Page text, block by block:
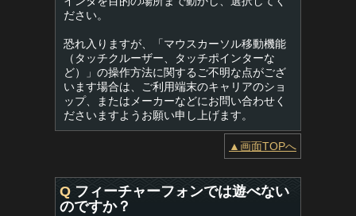
ださい。
恐れ入りますが、「マウスカーソル移動機能
（タッチクルーザー、タッチポインターな
ど）」の操作方法に関するご不明な点がござ
います場合は、ご利用端末のキャリアのショ
ップ、またはメーカーなどにお問い合わせく
ださいますようお願い申し上げます。
▲画面TOPへ
Q フィーチャーフォンでは遊べない
のですか？